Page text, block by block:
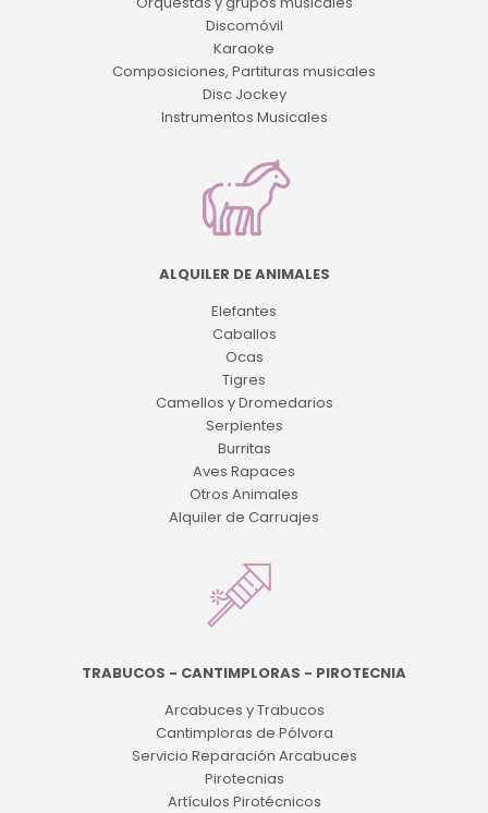
Discomóvil
Karaoke
Composiciones, Partituras musicales
Disc Jockey
Instrumentos Musicales
ALQUILER DE ANIMALES
Elefantes
Caballos
Ocas
Tigres
Camellos y Dromedarios
Serpientes
Burritas
Aves Rapaces
Otros Animales
Alquiler de Carruajes
TRABUCOS - CANTIMPLORAS - PIROTECNIA
Arcabuces y Trabucos
Cantimploras de Pólvora
Servicio Reparación Arcabuces
Pirotecnias
Artículos Pirotécnicos